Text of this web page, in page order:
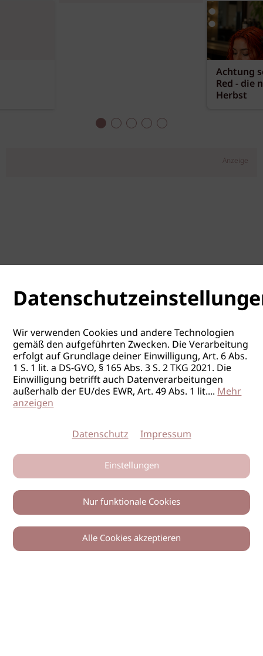
Achtung
Red - die
Herbst
Anzeige
0
Wir verwenden Cookies und andere Technologien
gemäß den aufgeführten Zwecken. Die Verarbeitung
erfolgt auf Grundlage deiner Einwilligung, Art. 6 Abs.
1 S. 1 lit. a DS-GVO, § 165 Abs. 3 S. 2 TKG 2021. Die
Einwilligung betrifft auch Datenverarbeitungen
außerhalb der EU/des EWR, Art. 49 Abs. 1 lit....Mehr
anzeigen
Datenschutz Impressum
Einstellungen
Nur funktionale Cookies
Alle Cookies akzeptieren